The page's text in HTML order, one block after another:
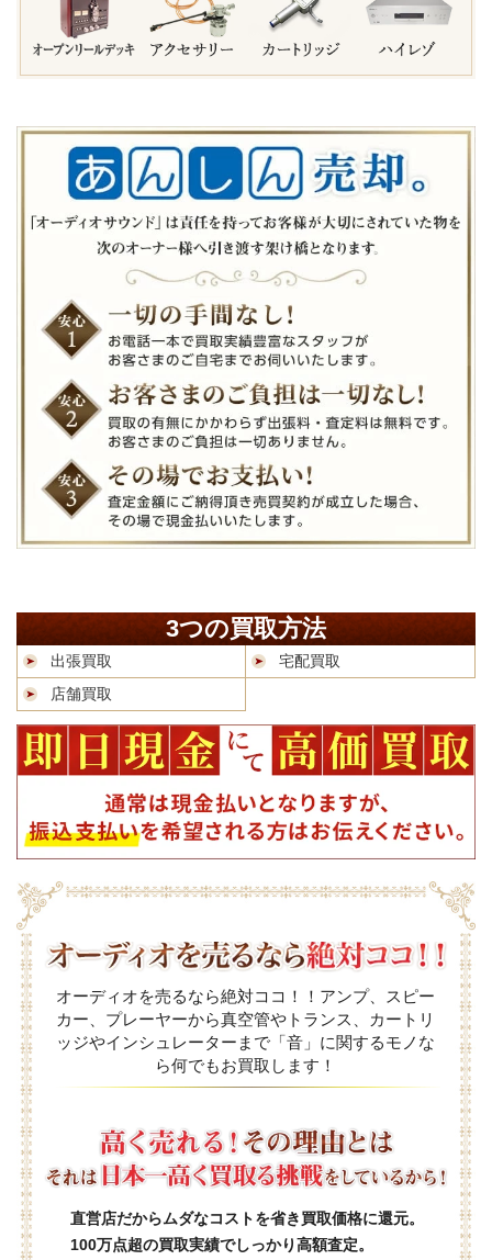
3つの買取方法
出張買取
宅配買取
店舗買取
オーディオを売るなら絶対ココ！！アンプ、スピー
カー、プレーヤーから真空管やトランス、カートリ
ッジやインシュレーターまで「音」に関するモノな
ら何でもお買取します！
直営店だからムダなコストを省き買取価格に還元。
100万点超の買取実績でしっかり高額査定。